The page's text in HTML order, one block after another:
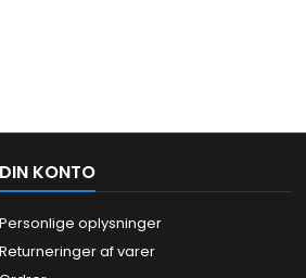
DIN KONTO
Personlige oplysninger
Returneringer af varer